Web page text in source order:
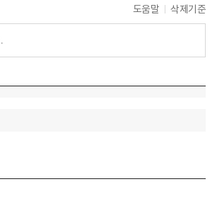
도움말 삭제기준